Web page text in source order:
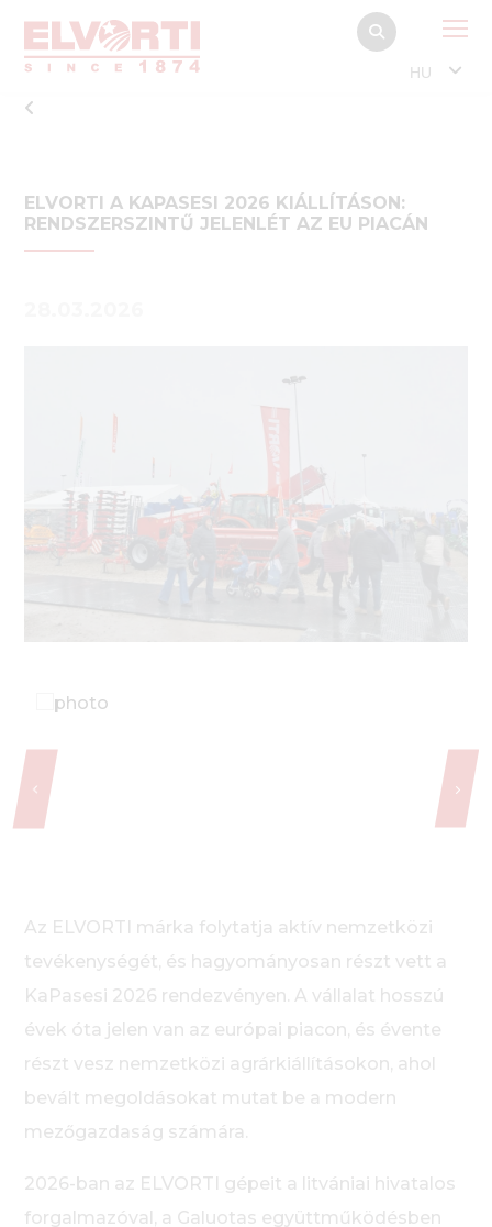
HU
ELVORTI A KAPASESI 2026 KIÁLLÍTÁSON:
RENDSZERSZINTŰ JELENLÉT AZ EU PIACÁN
Az ELVORTI márka folytatja aktív nemzetközi
tevékenységét, és hagyományosan részt vett a
KaPasesi 2026 rendezvényen. A vállalat hosszú
évek óta jelen van az európai piacon, és évente
részt vesz nemzetközi agrárkiállításokon, ahol
bevált megoldásokat mutat be a modern
mezőgazdaság számára.
2026-ban az ELVORTI gépeit a litvániai hivatalos
forgalmazóval, a Galuotas együttműködésben